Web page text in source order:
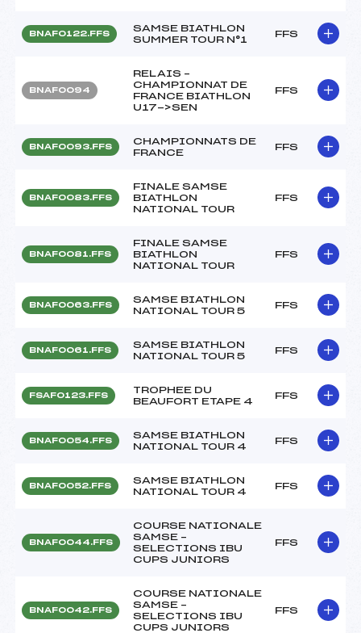
BNAF0122.FFS
SAMSE BIATHLON
SUMMER TOUR N°1
FFS
BNAF0094
RELAIS –
CHAMPIONNAT DE
FRANCE BIATHLON
U17->SEN
FFS
BNAF0093.FFS
CHAMPIONNATS DE
FRANCE
FFS
BNAF0083.FFS
FINALE SAMSE
BIATHLON
NATIONAL TOUR
FFS
BNAF0081.FFS
FINALE SAMSE
BIATHLON
NATIONAL TOUR
FFS
BNAF0063.FFS
SAMSE BIATHLON
NATIONAL TOUR 5
FFS
BNAF0061.FFS
SAMSE BIATHLON
NATIONAL TOUR 5
FFS
FSAF0123.FFS
TROPHEE DU
BEAUFORT ETAPE 4
FFS
BNAF0054.FFS
SAMSE BIATHLON
NATIONAL TOUR 4
FFS
BNAF0052.FFS
SAMSE BIATHLON
NATIONAL TOUR 4
FFS
BNAF0044.FFS
COURSE NATIONALE
SAMSE –
SELECTIONS IBU
CUPS JUNIORS
FFS
BNAF0042.FFS
COURSE NATIONALE
SAMSE –
SELECTIONS IBU
CUPS JUNIORS
FFS